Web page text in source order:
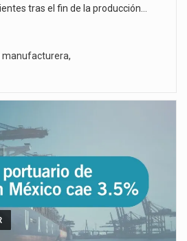
tras el fin de la producción…
manufacturera,